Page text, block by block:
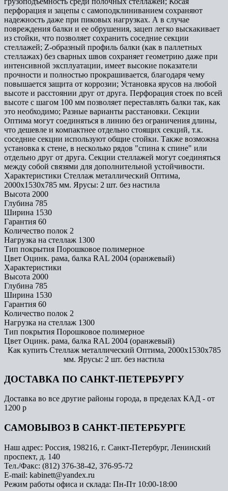
перфорация и зацепы с самоподклиниванием сохраняют
надежность даже при пиковых нагрузках. А в случае
повреждения балки и ее обрушения, зацеп легко выскакивает
из стойки, что позволяет сохранить соседние секции
стеллажей; Z-образный профиль балки (как в паллетных
стеллажах) без сварных швов сохраняет геометрию даже при
интенсивной эксплуатации, имеет высокие показатели
прочности и полностью прокрашивается, благодаря чему
повышается защита от коррозии; Установка ярусов на любой
высоте и расстоянии друг от друга. Перфорация стоек по всей
высоте с шагом 100 мм позволяет переставлять балки так, как
это необходимо; Разные варианты расстановки. Секции
Оптима могут соединяться в линию без ограничения длины,
что дешевле и компактнее отдельно стоящих секций, т.к.
соседние секции используют общие стойки. Также возможна
установка к стене, в несколько рядов "спина к спине" или
отдельно друг от друга. Секции стеллажей могут соединяться
между собой связями для дополнительной устойчивости.
Характеристики Стеллаж металлический Оптима,
2000x1530x785 мм. Ярусы: 2 шт. без настила
Высота 2000
Глубина 785
Ширина 1530
Гарантия 60
Количество полок 2
Нагрузка на стеллаж 1300
Тип покрытия Порошковое полимерное
Цвет Оцинк. рама, балка RAL 2004 (оранжевый)
Характеристики
Высота 2000
Глубина 785
Ширина 1530
Гарантия 60
Количество полок 2
Нагрузка на стеллаж 1300
Тип покрытия Порошковое полимерное
Цвет Оцинк. рама, балка RAL 2004 (оранжевый)
Как купить Стеллаж металлический Оптима, 2000x1530x785
мм. Ярусы: 2 шт. без настила
ДОСТАВКА ПО САНКТ-ПЕТЕРБУРГУ
Доставка во все другие районы города, в пределах КАД - от
1200 р
САМОВЫВОЗ В САНКТ-ПЕТЕРБУРГЕ
Наш адрес: Россия, 198216, г. Санкт-Петербург, Ленинский
проспект, д. 140
Тел./Факс: (812) 376-38-42, 376-95-72
E-mail: kabinett@yandex.ru
Режим работы офиса и склада: Пн-Пт 10:00-18:00